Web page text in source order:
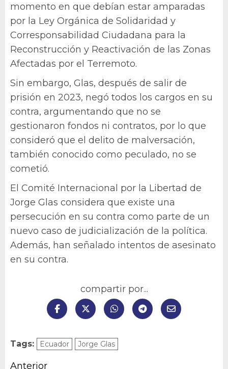
momento en que debían estar amparadas
por la Ley Orgánica de Solidaridad y
Corresponsabilidad Ciudadana para la
Reconstrucción y Reactivación de las Zonas
Afectadas por el Terremoto.
Sin embargo, Glas, después de salir de
prisión en 2023, negó todos los cargos en su
contra, argumentando que no se
gestionaron fondos ni contratos, por lo que
consideró que el delito de malversación,
también conocido como peculado, no se
cometió.
El Comité Internacional por la Libertad de
Jorge Glas considera que existe una
persecución en su contra como parte de un
nuevo caso de judicialización de la política.
Además, han señalado intentos de asesinato
en su contra.
compartir por...
Tags: Ecuador Jorge Glas
Anterior